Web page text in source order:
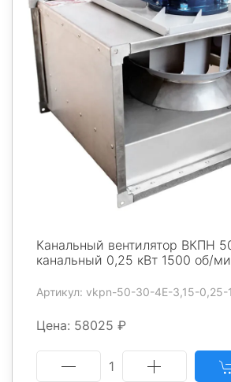
Канальный вентилятор ВКПН
канальный 0,25 кВт 1500 об/
Артикул: vkpn-50-30-4E-3,15-0,25-
Цена: 58025 ₽
1